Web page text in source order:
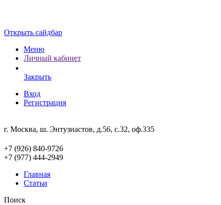
Открыть сайдбар
Меню
Личный кабинет
Закрыть
Вход
Регистрация
г. Москва, ш. Энтузиастов, д.56, с.32, оф.335
+7 (926) 840-9726
+7 (977) 444-2949
Главная
Статьи
Поиск